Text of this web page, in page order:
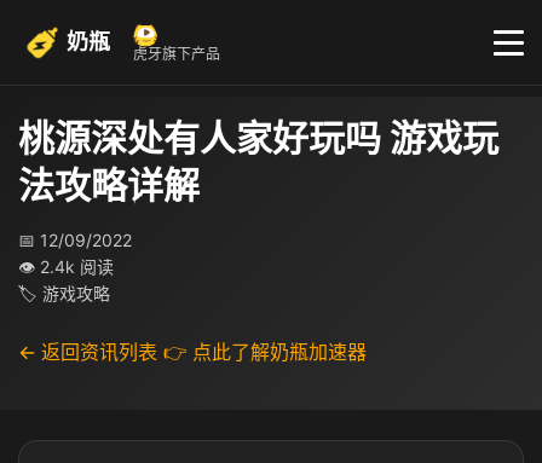
奶瓶 虎牙旗下产品
桃源深处有人家好玩吗 游戏玩
法攻略详解
📅 12/09/2022
👁 2.4k 阅读
🏷 游戏攻略
← 返回资讯列表 👉 点此了解奶瓶加速器